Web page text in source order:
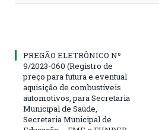
PREGÃO ELETRÔNICO Nº
9/2023-060 (Registro de
preço para futura e eventual
aquisição de combustíveis
automotivos, para Secretaria
Municipal de Saúde,
Secretaria Municipal de